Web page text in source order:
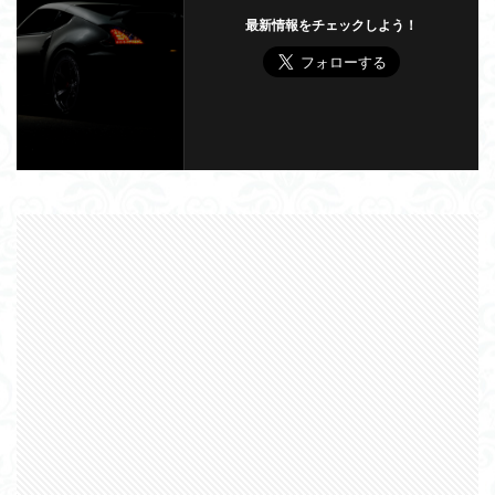
最新情報をチェックしよう！